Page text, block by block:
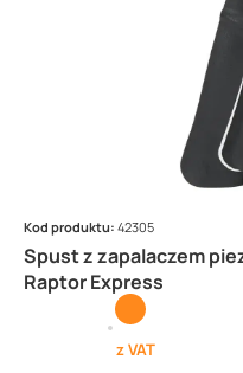
Spust z zapalaczem
Raptor Express
Kod produktu: 42305
z VAT